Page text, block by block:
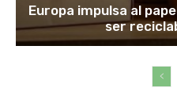
Europa impulsa al
ser